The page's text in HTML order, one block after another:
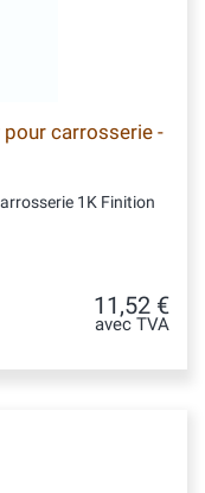
carrosserie -
1K Finition
11,52 €
avec TVA